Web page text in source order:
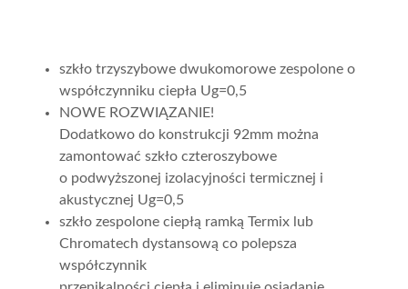
szkło trzyszybowe dwukomorowe zespolone o
współczynniku ciepła Ug=0,5
NOWE ROZWIĄZANIE!
Dodatkowo do konstrukcji 92mm można
zamontować szkło czteroszybowe
o podwyższonej izolacyjności termicznej i
akustycznej Ug=0,5
szkło zespolone ciepłą ramką Termix lub
Chromatech dystansową co polepsza
współczynnik